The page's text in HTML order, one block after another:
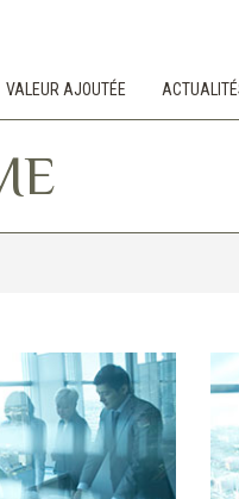
VALEUR AJOUTÉE